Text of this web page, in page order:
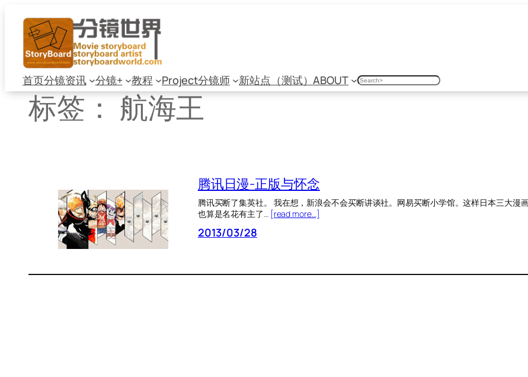
首页分镜资讯 分镜+ 教程 Project分镜师 新站点（测试）ABOUT
搜
索
标签：航海王
腾讯日漫-正版与怀念
腾讯买断了集英社。 我在想，新浪会不会买断讲谈社。网易买断小学馆。这样日本三大漫
也算是名花有主了… [read more…]
2013/03/28